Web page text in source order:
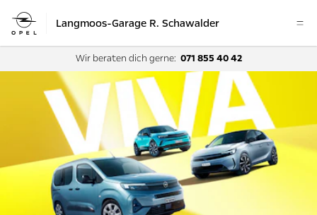
Langmoos-Garage R. Schawalder
Wir beraten dich gerne: 071 855 40 42